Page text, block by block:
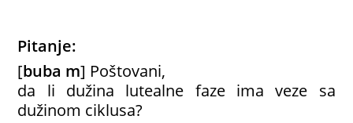
Pitanje:
[buba m] Poštovani,
da li dužina lutealne faze ima veze sa
dužinom ciklusa?